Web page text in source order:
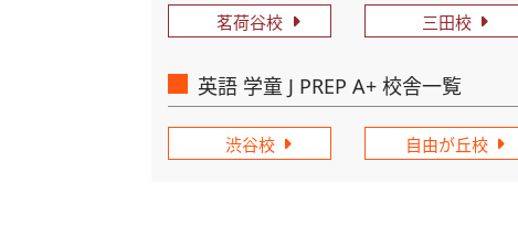
茗荷谷校 三田校
英語 学童 J PREP A+ 校舎一覧
渋谷校 自由が丘校